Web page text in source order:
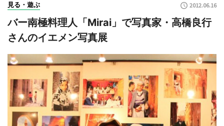
見る・遊ぶ 2012.06.16
バー南極料理人「Mirai」で写真家・高橋良行
さんのイエメン写真展